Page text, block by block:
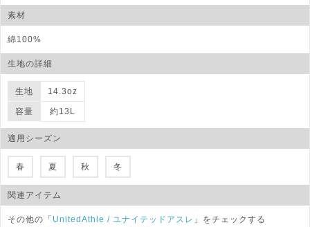
素材
綿100%
生地の詳細
生地 14.3oz
容量 約13L
適用シーズン
春 夏 秋 冬
関連アイテム
その他の「 UnitedAthle / ユナイテッドアスレ 」をチェックする